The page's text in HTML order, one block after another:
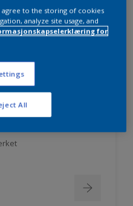
med god dekkevne
av og for profesjonelle
agree to the storing of cookies
analyze site usage, and
for
All